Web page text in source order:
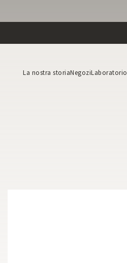
La nostra storiaNegoziLaboratorio